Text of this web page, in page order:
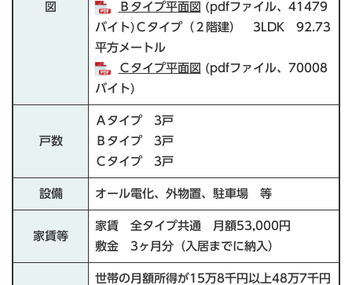
図
Ｂタイプ平面図 (pdfファイル、41479
バイト)Ｃタイプ（２階建） 3LDK 92.73
平方メートル
Ｃタイプ平面図 (pdfファイル、70008
バイト)
戸数
Ａタイプ 3戸
Ｂタイプ 3戸
Ｃタイプ 3戸
設備 オール電化、外物置、駐車場 等
家賃等
家賃 全タイプ共通 月額53,000円
敷金 3ヶ月分（入居までに納入）
世帯の月額所得が15万8千円以上48万7千円